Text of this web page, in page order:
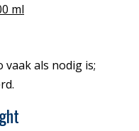
ml
vaak als nodig is;